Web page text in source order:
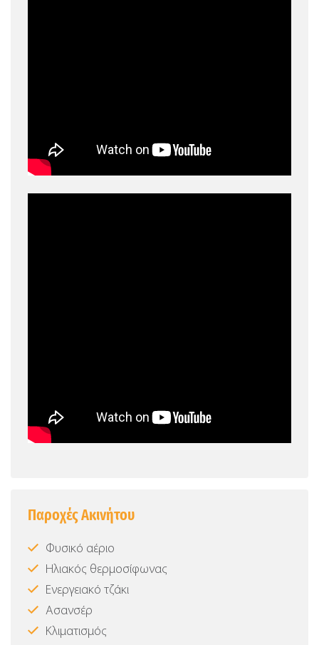
Παροχές Ακινήτου
Φυσικό αέριο
Ηλιακός θερμοσίφωνας
Ενεργειακό τζάκι
Ασανσέρ
Κλιματισμός